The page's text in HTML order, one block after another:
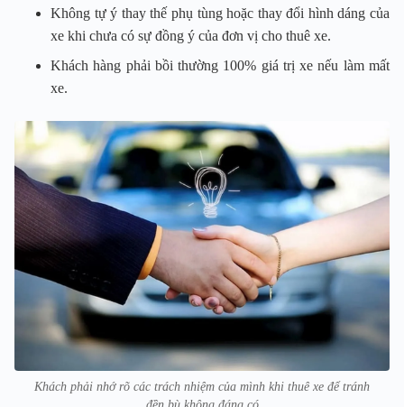
Không tự ý thay thế phụ tùng hoặc thay đổi hình dáng của
xe khi chưa có sự đồng ý của đơn vị cho thuê xe.
Khách hàng phải bồi thường 100% giá trị xe nếu làm mất
xe.
Khách phải nhớ rõ các trách nhiệm của mình khi thuê xe để tránh